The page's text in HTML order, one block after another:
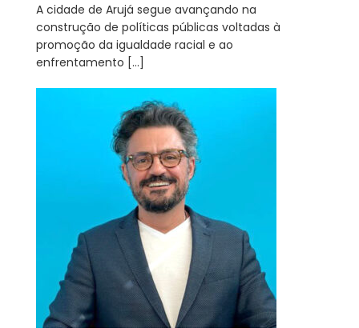
A cidade de Arujá segue avançando na
construção de políticas públicas voltadas à
promoção da igualdade racial e ao
enfrentamento […]